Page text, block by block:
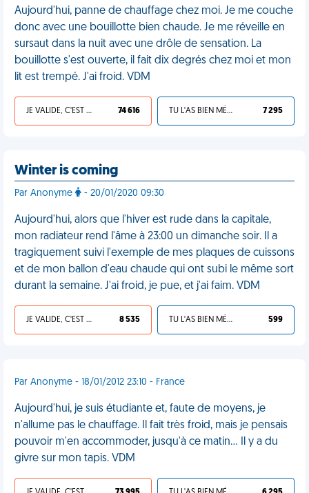
Aujourd'hui, panne de chauffage chez moi. Je me couche
donc avec une bouillotte bien chaude. Je me réveille en
sursaut dans la nuit avec une drôle de sensation. La
bouillotte s'est ouverte, il fait dix degrés chez moi et mon
lit est trempé. J'ai froid. VDM
JE VALIDE, C'EST UNE VDM 74 616 TU L'AS BIEN MÉRITÉ 7 295
Winter is coming
Par Anonyme - 20/01/2020 09:30
Aujourd'hui, alors que l'hiver est rude dans la capitale,
mon radiateur rend l'âme à 23:00 un dimanche soir. Il a
tragiquement suivi l'exemple de mes plaques de cuissons
et de mon ballon d'eau chaude qui ont subi le même sort
durant la semaine. J'ai froid, je pue, et j'ai faim. VDM
JE VALIDE, C'EST UNE VDM 8 535 TU L'AS BIEN MÉRITÉ 599
Par Anonyme - 18/01/2012 23:10 - France
Aujourd'hui, je suis étudiante et, faute de moyens, je
n'allume pas le chauffage. Il fait très froid, mais je pensais
pouvoir m'en accommoder, jusqu'à ce matin... Il y a du
givre sur mon tapis. VDM